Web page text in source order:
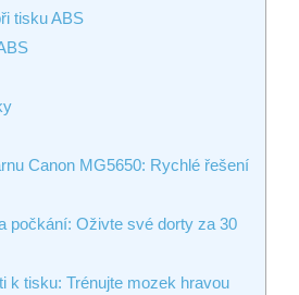
tisku ABS
Canon MG5650: Rychlé řešení
počkání: Oživte své dorty za 30
k tisku: Trénujte mozek hravou